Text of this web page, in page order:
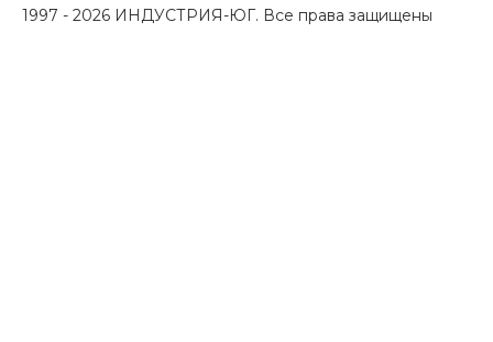
1997 - 2026 ИНДУСТРИЯ-ЮГ. Все права защищены